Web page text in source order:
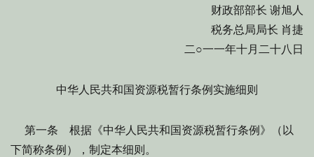
财政部部长 谢旭人
税务总局局长 肖捷
二○一一年十月二十八日
中华人民共和国资源税暂行条例实施细则
第一条 根据《中华人民共和国资源税暂行条例》（以
下简称条例），制定本细则。